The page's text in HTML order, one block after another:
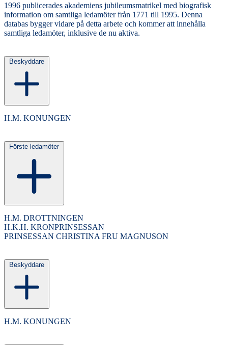
1996 publicerades akademiens jubileumsmatrikel med biografisk
information om samtliga ledamöter från 1771 till 1995. Denna
databas bygger vidare på detta arbete och kommer att innehålla
samtliga ledamöter, inklusive de nu aktiva.
Beskyddare
H.M. KONUNGEN
Förste ledamöter
H.M. DROTTNINGEN
H.K.H. KRONPRINSESSAN
PRINSESSAN CHRISTINA FRU MAGNUSON
Beskyddare
H.M. KONUNGEN